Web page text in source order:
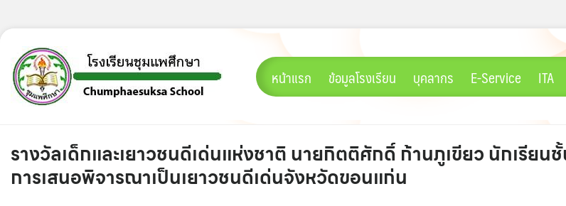
content
หน้าแรก ข้อมูลโรงเรียน บุคลากร E-Service ITA
รางวัลเด็กและเยาวชนดีเด่นแห่งชาติ นายกิตติศักดิ์ ก้านภูเขียว นักเรีย
การเสนอพิจารณาเป็นเยาวชนดีเด่นจังหวัดขอนแก่น